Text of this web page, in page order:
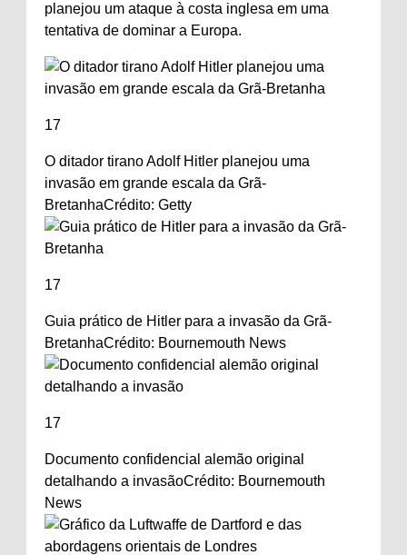
planejou um ataque à costa inglesa em uma
tentativa de dominar a Europa.
17
O ditador tirano Adolf Hitler planejou uma
invasão em grande escala da Grã-
BretanhaCrédito: Getty
17
Guia prático de Hitler para a invasão da Grã-
BretanhaCrédito: Bournemouth News
17
Documento confidencial alemão original
detalhando a invasãoCrédito: Bournemouth
News